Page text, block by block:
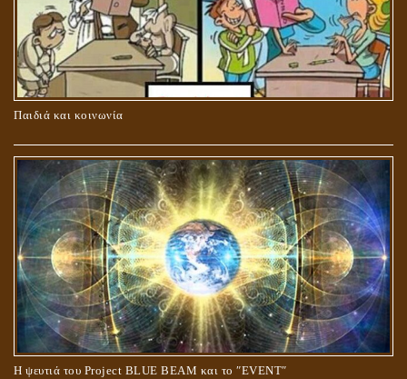
Παιδιά και κοινωνία
Η ψευτιά του Project BLUE BEAM και το ʺEVENTʺ
ΚΑΥΣΗ Ή ΤΑΦΗ ΤΩΝ ΝΕΚΡΩΝ?
Ο ΡΟΛΟΣ ΤΗΣ ΛΙΛΙΘ ΣΤΗ ΓΕΝΕΣΗ